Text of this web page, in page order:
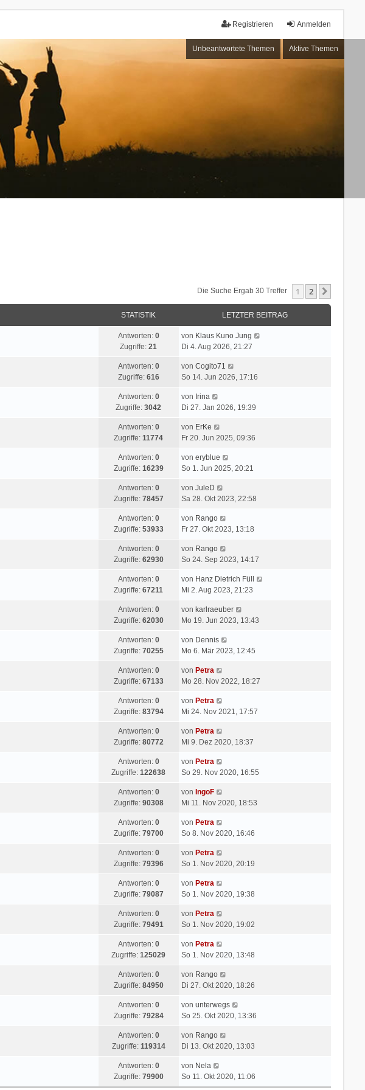
Anmelden
Registrieren
Unbeantwortete Themen Aktive Themen
Die Suche Ergab 30 Treffer 1 2
STATISTIK LETZTER BEITRAG
Antworten: 0
Zugriffe:21
von Klaus Kuno Jung
Di 4. Aug 2026, 21:27
Antworten: 0
Zugriffe: 616
von Cogito71
So 14. Jun 2026, 17:16
Antworten: 0
Zugriffe:3042
von Irina
Di 27. Jan 2026, 19:39
Antworten: 0
Zugriffe:11774
von ErKe
Fr 20. Jun 2025, 09:36
Antworten: 0
Zugriffe: 16239
von eryblue
So 1. Jun 2025, 20:21
Antworten: 0
Zugriffe: 78457
von JuleD
Sa 28. Okt 2023, 22:58
Antworten: 0
Zugriffe: 53933
von Rango
Fr 27. Okt 2023, 13:18
Antworten: 0
Zugriffe: 62930
von Rango
So 24. Sep 2023, 14:17
Antworten: 0
Zugriffe:67211
von Hanz Dietrich Füll
Mi 2. Aug 2023, 21:23
Antworten: 0
Zugriffe: 62030
von karlraeuber
Mo 19. Jun 2023, 13:43
Antworten: 0
Zugriffe: 70255
von Dennis
Mo 6. Mär 2023, 12:45
Antworten: 0
Zugriffe: 67133
von Petra
Mo 28. Nov 2022, 18:27
Antworten: 0
Zugriffe: 83794
von Petra
Mi 24. Nov 2021, 17:57
Antworten: 0
Zugriffe: 80772
von Petra
Mi 9. Dez 2020, 18:37
Antworten: 0
Zugriffe:122638
von Petra
So 29. Nov 2020, 16:55
Antworten: 0
Zugriffe: 90308
von IngoF
Mi 11. Nov 2020, 18:53
Antworten: 0
Zugriffe: 79700
von Petra
So 8. Nov 2020, 16:46
Antworten: 0
Zugriffe: 79396
von Petra
So 1. Nov 2020, 20:19
Antworten: 0
Zugriffe: 79087
von Petra
So 1. Nov 2020, 19:38
Antworten: 0
Zugriffe: 79491
von Petra
So 1. Nov 2020, 19:02
Antworten: 0
Zugriffe:125029
von Petra
So 1. Nov 2020, 13:48
Antworten: 0
Zugriffe: 84950
von Rango
Di 27. Okt 2020, 18:26
Antworten: 0
Zugriffe: 79284
von unterwegs
So 25. Okt 2020, 13:36
Antworten: 0
Zugriffe: 119314
von Rango
Di 13. Okt 2020, 13:03
Antworten: 0
Zugriffe: 79900
von Nela
So 11. Okt 2020, 11:06